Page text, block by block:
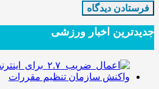
جدیدترین‌ اخبار ورزشی